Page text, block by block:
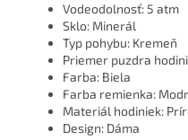
Vodeodolnosť: 5 atm
Sklo: Minerál
Typ pohybu: Kremeň
Priemer puzdra
Farba: Biela
Farba remienka:
Materiál hodiniek:
Design: Dáma